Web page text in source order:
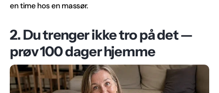
en time hos en massør.
2. Du trenger ikke tro på det —
prøv 100 dager hjemme